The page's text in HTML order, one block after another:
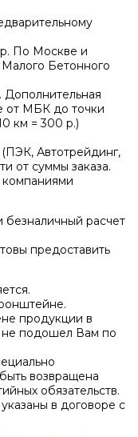
По Москве и
Бетонного
от МБК до точки
км = 300 р.)
Автотрейдинг,
от суммы заказа.
компаниями
расчет
предоставить
продукции в
не подошел Вам по
возвращена
обязательств.
в договоре с